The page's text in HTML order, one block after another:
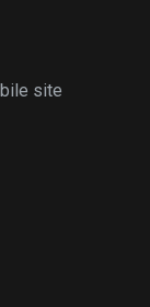
site